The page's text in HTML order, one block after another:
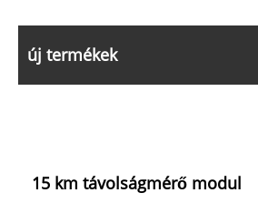
új termékek
15 km távolságmérő modul